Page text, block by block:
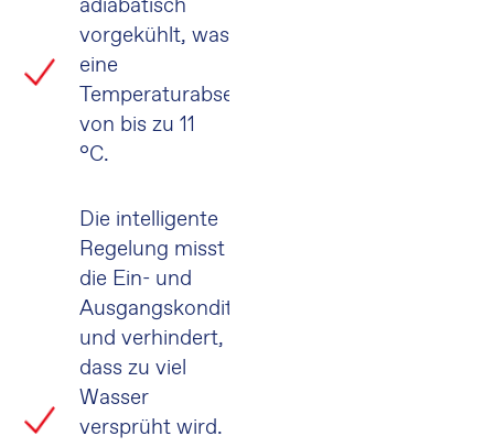
adiabatisch
vorgekühlt, was
eine
Temperaturabsenkung
von bis zu 11
°C.
Die intelligente
Regelung misst
die Ein- und
Ausgangskonditionen
und verhindert,
dass zu viel
Wasser
versprüht wird.